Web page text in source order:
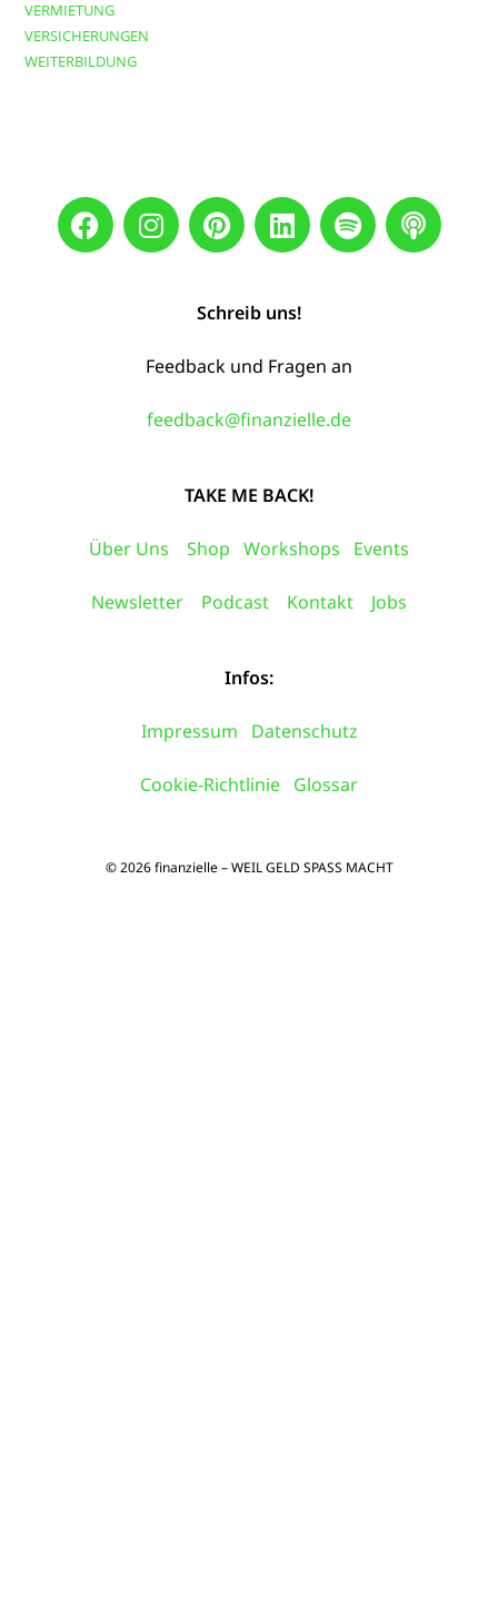
VERMIETUNG
VERSICHERUNGEN
WEITERBILDUNG
Schreib uns!
Feedback und Fragen an
feedback@finanzielle.de
TAKE ME BACK!
Über Uns Shop Workshops Events
Newsletter Podcast Kontakt Jobs
Infos:
Impressum Datenschutz
Cookie-Richtlinie Glossar
© 2026 finanzielle – WEIL GELD SPASS MACHT